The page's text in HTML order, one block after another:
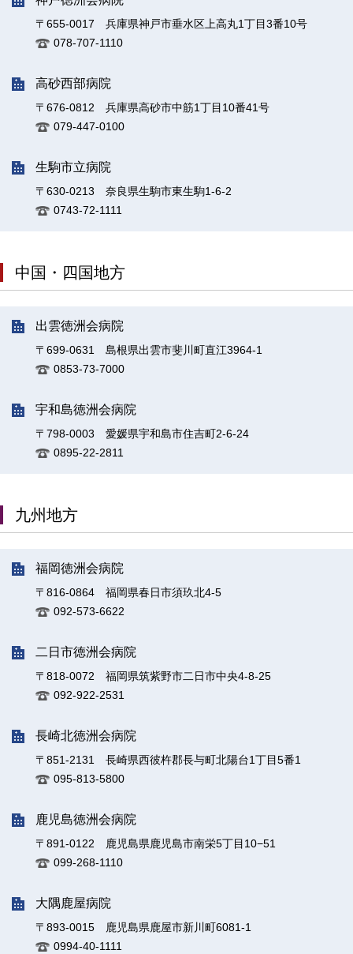
〒655-0017 兵庫県神戸市垂水区上高丸1丁目3番10号
078-707-1110
高砂西部病院
〒676-0812 兵庫県高砂市中筋1丁目10番41号
079-447-0100
生駒市立病院
〒630-0213 奈良県生駒市東生駒1-6-2
0743-72-1111
中国・四国地方
出雲徳洲会病院
〒699-0631 島根県出雲市斐川町直江3964-1
0853-73-7000
宇和島徳洲会病院
〒798-0003 愛媛県宇和島市住吉町2-6-24
0895-22-2811
九州地方
福岡徳洲会病院
〒816-0864 福岡県春日市須玖北4-5
092-573-6622
二日市徳洲会病院
〒818-0072 福岡県筑紫野市二日市中央4-8-25
092-922-2531
長崎北徳洲会病院
〒851-2131 長崎県西彼杵郡長与町北陽台1丁目5番1
095-813-5800
鹿児島徳洲会病院
〒891-0122 鹿児島県鹿児島市南栄5丁目10−51
099-268-1110
大隅鹿屋病院
〒893-0015 鹿児島県鹿屋市新川町6081-1
0994-40-1111